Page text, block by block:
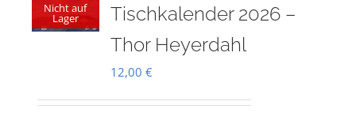
Nicht auf
Lager
Tischkalender 2026 –
Thor Heyerdahl
12,00€